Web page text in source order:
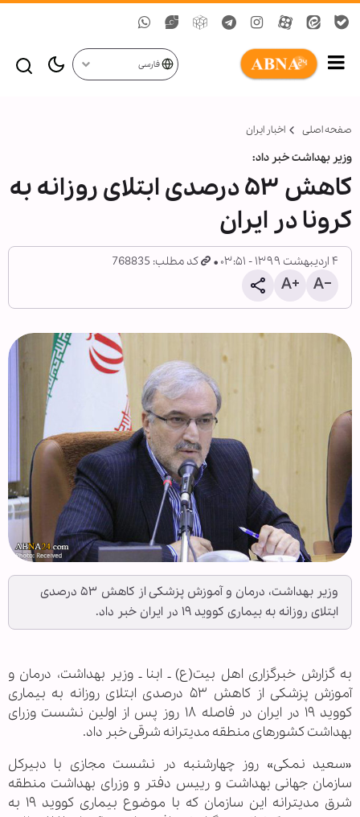
فارسی
صفحه اصلی اخبار ایران
وزیر بهداشت خبر داد:
کاهش ۵۳ درصدی ابتلای روزانه به
کرونا در ایران
۴ اردیبهشت ۱۳۹۹ - ۰۳:۵۱ کد مطلب: 768835
وزیر بهداشت، درمان و آموزش پزشکی از کاهش ۵۳ درصدی
ابتلای روزانه به بیماری کووید ۱۹ در ایران خبر داد.
به گزارش خبرگزاری اهل بیت(ع) ـ ابنا ـ وزیر بهداشت، درمان و
آموزش پزشکی از کاهش ۵۳ درصدی ابتلای روزانه به بیماری
کووید ۱۹ در ایران در فاصله ۱۸ روز پس از اولین نشست وزرای
بهداشت کشورهای منطقه مدیترانه شرقی خبر داد.
«سعید نمکی» روز چهارشنبه در نشست مجازی با دبیرکل
سازمان جهانی بهداشت و رییس دفتر و وزرای بهداشت منطقه
شرق مدیترانه این سازمان که با موضوع بیماری کووید ۱۹ به